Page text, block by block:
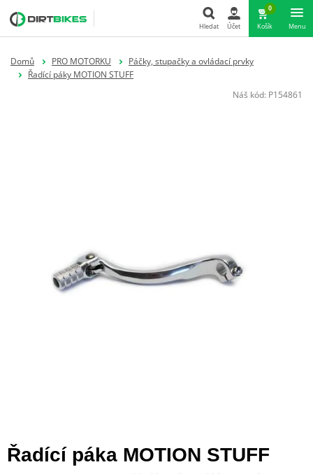
Hledat Účet
0
Košík Menu
Domů PRO MOTORKU
Páčky, stupačky a ovládací prvky
Řadící páky MOTION STUFF
Náš kód: P154861
Řadící páka MOTION STUFF